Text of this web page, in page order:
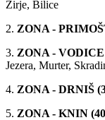
Žirje, Bilice
2. ZONA -
3. ZONA - VODICE
Jezera, Murter,
4. ZONA - DRNIŠ
5. ZONA - KNIN